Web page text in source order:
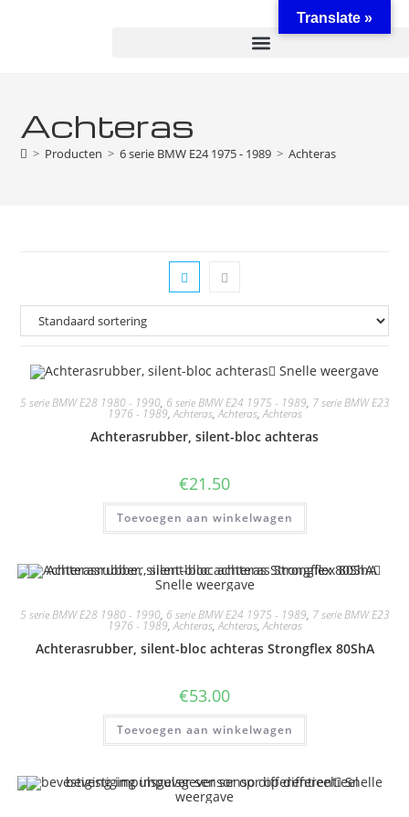
Achteras
> Producten > 6 serie BMW E24 1975 - 1989 > Achteras
Snelle weergave
5 serie BMW E28 1980 - 1990, 6 serie BMW E24 1975 - 1989, 7 serie BMW E23
1976 - 1989,Achteras,Achteras,Achteras
Achterasrubber, silent-bloc achteras
€21.50
Toevoegen aan winkelwagen
Snelle weergave
5 serie BMW E28 1980 - 1990, 6 serie BMW E24 1975 - 1989, 7 serie BMW E23
1976 - 1989,Achteras,Achteras,Achteras
Achterasrubber, silent-bloc achteras Strongflex 80ShA
€53.00
Toevoegen aan winkelwagen
Snelle
weergave
Translate »